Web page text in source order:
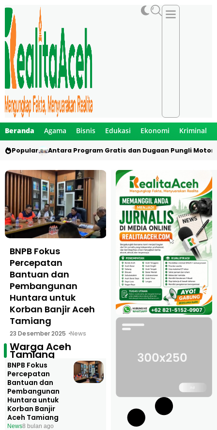
Beranda Agama Bisnis Edukasi Ekonomi Kriminal
Popular Antara Program Gratis dan Dugaan Pungli Motor
BNPB Fokus
Percepatan
Bantuan dan
Pembangunan
Huntara untuk
Korban Banjir Aceh
Tamiang
23 Desember 2025 News
Pertamina Salurkan
45.000 Liter Air
Bersih Siap Minum
untuk Warga Aceh
Tamiang
9 Desember 2025 News
Warga Aceh
Tamiang
BNPB Fokus
Percepatan
Bantuan dan
Pembangunan
Huntara untuk
Korban Banjir
Aceh Tamiang
News8 bulan ago